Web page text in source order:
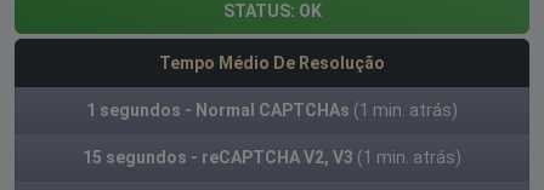
STATUS: OK
Tempo Médio De Resolução
1 segundos - Normal CAPTCHAs (1 min. atrás)
15 segundos - reCAPTCHA V2, V3 (1 min. atrás)